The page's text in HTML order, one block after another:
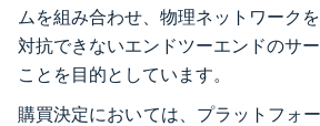
ムを組み合わせ、物理ネットワーク
対抗できないエンドツーエンドのサ
ことを目的としています。
購買決定においては、プラットフォ